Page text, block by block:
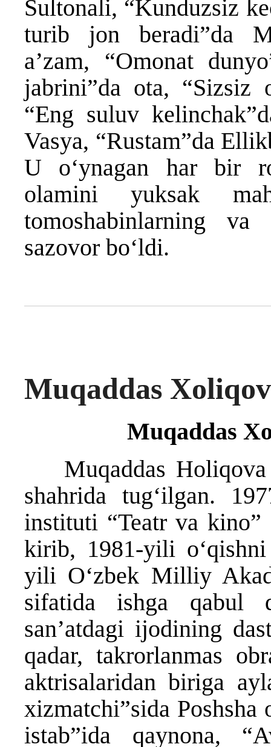
Sultonali, “Kunduzsiz
turib jon beradi”da
aʼzam, “Omonat
jabrini”da ota, “Sizsiz
“Eng suluv
Vasya, “Rustam”da
U o‘ynagan har bir
olamini yuksak
tomoshabinlarning va
sazovor bo‘ldi.
Muqaddas
Muqaddas
Muqaddas Holiqova
shahrida tug‘ilgan.
instituti “Teatr va
kirib, 1981-yili
yili O‘zbek Milliy
sifatida ishga qabul
san’atdagi ijodining
qadar, takrorlanmas
aktrisalaridan biriga
xizmatchi”sida
istab”ida qaynona,